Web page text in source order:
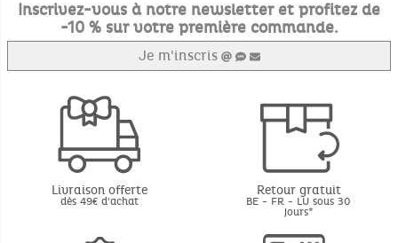
Inscrivez-vous à notre newsletter et profitez de
-10 % sur votre première commande.
Je m'inscris
Livraison offerte
dès 49€ d'achat
Retour gratuit
BE - FR - LU sous 30
jours*